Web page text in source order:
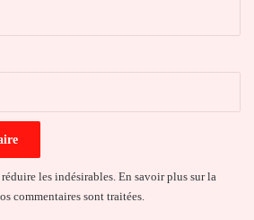
les indésirables. En savoir plus sur la
commentaires sont traitées